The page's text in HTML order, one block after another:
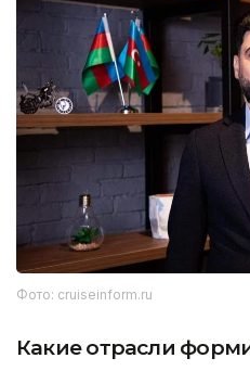
Фото: cruiseinform.ru
Какие отрасли